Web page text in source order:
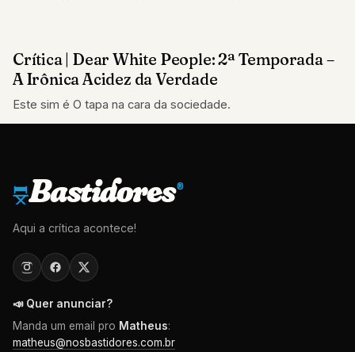
CRÍTICAS
Crítica | Dear White People: 2ª Temporada –
A Irônica Acidez da Verdade
Este sim é O tapa na cara da sociedade.
Bastidores®
Aqui a crítica acontece!
📣 Quer anunciar?
Manda um email pro Matheus:
matheus@nosbastidores.com.br